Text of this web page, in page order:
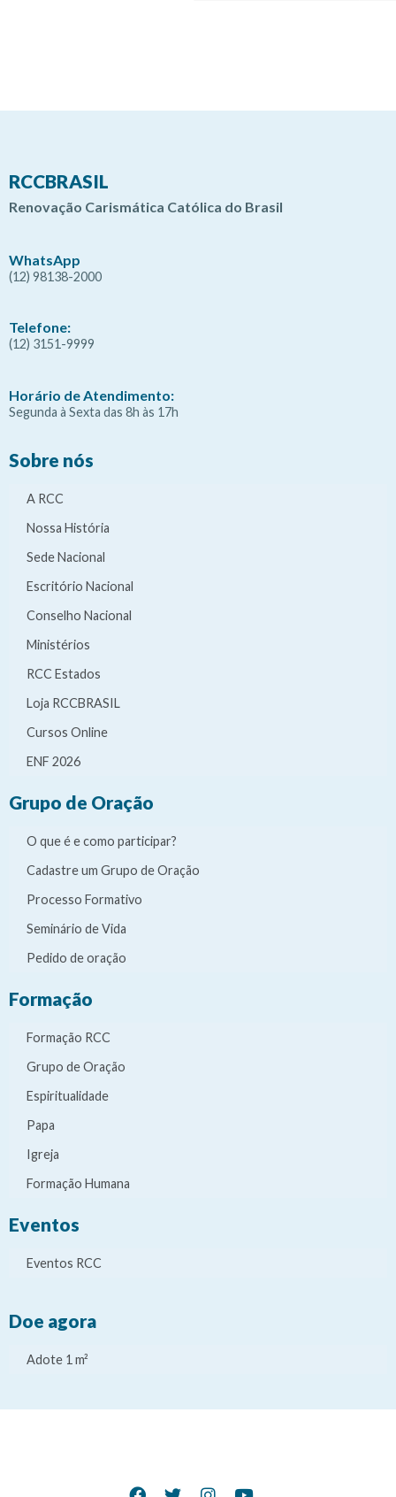
RCCBRASIL
Renovação Carismática Católica do Brasil
WhatsApp
(12) 98138-2000
Telefone:
(12) 3151-9999
Horário de Atendimento:
Segunda à Sexta das 8h às 17h
Sobre nós
A RCC
Nossa História
Sede Nacional
Escritório Nacional
Conselho Nacional
Ministérios
RCC Estados
Loja RCCBRASIL
Cursos Online
ENF 2026
Grupo de Oração
O que é e como participar?
Cadastre um Grupo de Oração
Processo Formativo
Seminário de Vida
Pedido de oração
Formação
Formação RCC
Grupo de Oração
Espiritualidade
Papa
Igreja
Formação Humana
Eventos
Eventos RCC
Doe agora
Adote 1 m²